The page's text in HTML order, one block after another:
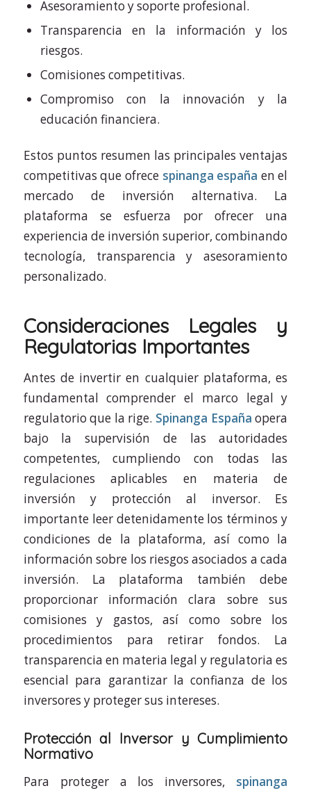
Asesoramiento y soporte profesional.
Transparencia en la información y los
riesgos.
Comisiones competitivas.
Compromiso con la innovación y la
educación financiera.
Estos puntos resumen las principales ventajas
competitivas que ofrece spinanga españa en el
mercado de inversión alternativa. La
plataforma se esfuerza por ofrecer una
experiencia de inversión superior, combinando
tecnología, transparencia y asesoramiento
personalizado.
Consideraciones Legales y
Regulatorias Importantes
Antes de invertir en cualquier plataforma, es
fundamental comprender el marco legal y
regulatorio que la rige. Spinanga España opera
bajo la supervisión de las autoridades
competentes, cumpliendo con todas las
regulaciones aplicables en materia de
inversión y protección al inversor. Es
importante leer detenidamente los términos y
condiciones de la plataforma, así como la
información sobre los riesgos asociados a cada
inversión. La plataforma también debe
proporcionar información clara sobre sus
comisiones y gastos, así como sobre los
procedimientos para retirar fondos. La
transparencia en materia legal y regulatoria es
esencial para garantizar la confianza de los
inversores y proteger sus intereses.
Protección al Inversor y Cumplimiento
Normativo
Para proteger a los inversores, spinanga